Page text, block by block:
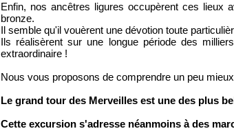
Enfin, nos ancêtres ligures occupèrent ces lieux
bronze.
Il semble qu'il vouèrent une dévotion toute
Ils réalisèrent sur une longue période des
extraordinaire !
Nous vous proposons de comprendre un peu
Le grand tour des Merveilles est une des plus
Cette excursion s'adresse néanmoins à des